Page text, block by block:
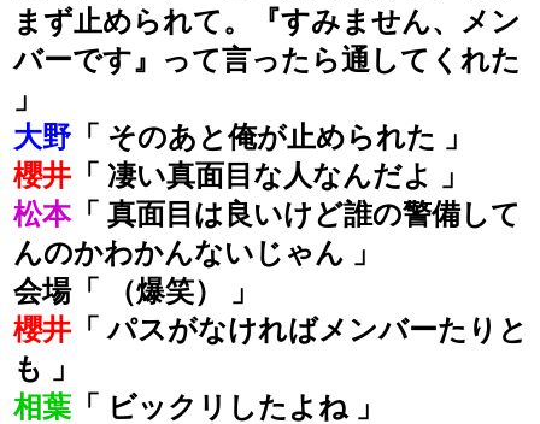
まず止められて。『すみません、メン
バーです』って言ったら通してくれた
」
大野 「 そのあと俺が止められた 」
櫻井 「 凄い真面目な人なんだよ 」
松本「 真面目は良いけど誰の警備して
んのかわかんないじゃん 」
会場「 （爆笑） 」
櫻井 「 パスがなければメンバーたりと
も 」
相葉 「 ビックリしたよね 」